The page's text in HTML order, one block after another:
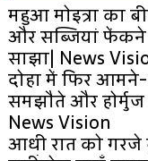
महुआ मोइत्रा का
और सब्जियां फेंकने
साझा| News
दोहा में फिर
समझौते और
News Vision
आधी रात को गरजे